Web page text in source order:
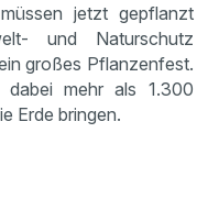
jetzt gepflanzt
und Naturschutz
großes Pflanzenfest.
dabei mehr als 1.300
Erde bringen.